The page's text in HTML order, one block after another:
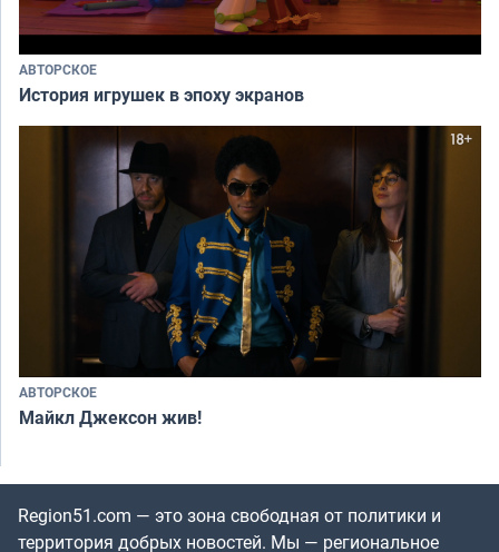
АВТОРСКОЕ
История игрушек в эпоху экранов
АВТОРСКОЕ
Майкл Джексон жив!
Region51.com — это зона свободная от политики и
территория добрых новостей. Мы — региональное